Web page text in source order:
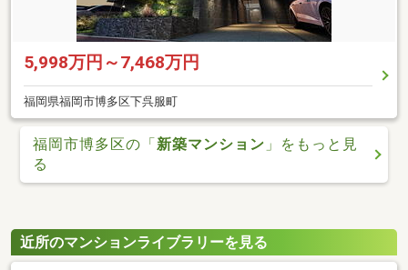
5,998万円～7,468万円
福岡県福岡市博多区下呉服町
福岡市博多区の「新築マンション 」をもっと見
る
近所のマンションライブラリーを見る